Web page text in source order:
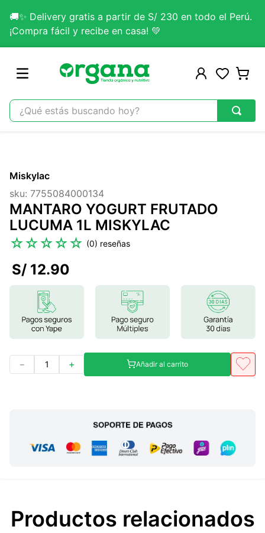
🚚✨ Delivery gratis a partir de S/ 230 en todo el Perú.
¡Compra fácil y recibe en casa! 💚
¿Qué estás buscando hoy?
2.
citrato magnesio
3.
lab nutrition
4.
colageno
5 .
kefir
magnesio
9.
melena leon
Miskylac
sku: 7755084000134
MANTARO YOGURT FRUTADO
LUCUMA 1L MISKYLAC
☆☆☆☆☆ (0)
S/ 12.90
＋
－ Añadir al carrito
Productos relacionados